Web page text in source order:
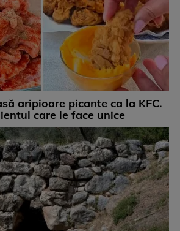
aripioare picante ca la KFC.
care le face unice